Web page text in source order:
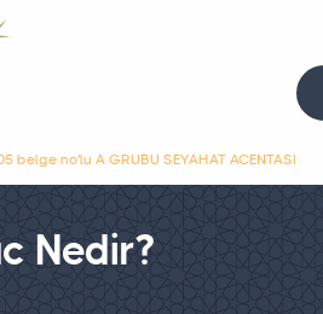
belge no'lu A GRUBU SEYAHAT ACENTASI
Nedir?